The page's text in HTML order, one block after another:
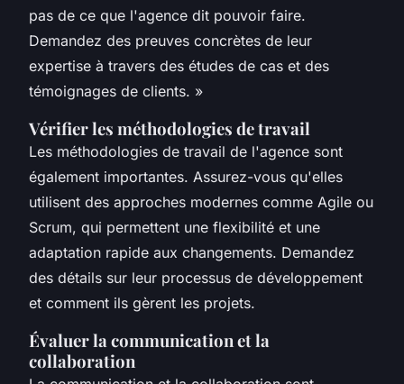
pas de ce que l'agence dit pouvoir faire.
Demandez des preuves concrètes de leur
expertise à travers des études de cas et des
témoignages de clients. »
Vérifier les méthodologies de travail
Les méthodologies de travail de l'agence sont
également importantes. Assurez-vous qu'elles
utilisent des approches modernes comme Agile ou
Scrum, qui permettent une flexibilité et une
adaptation rapide aux changements. Demandez
des détails sur leur processus de développement
et comment ils gèrent les projets.
Évaluer la communication et la
collaboration